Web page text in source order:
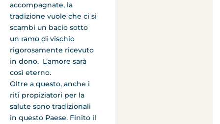
accompagnate, la
tradizione vuole che ci si
scambi un bacio sotto
un ramo di vischio
rigorosamente ricevuto
in dono. L’amore sarà
così eterno.
Oltre a questo, anche i
riti propiziatori per la
salute sono tradizionali
in questo Paese. Finito il